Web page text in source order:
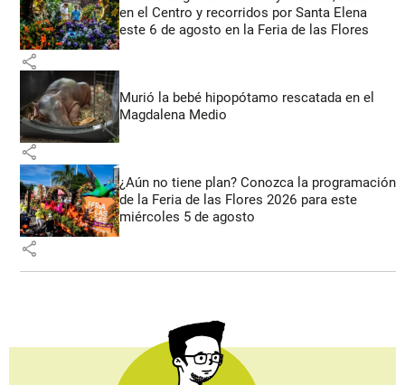
en el Centro y recorridos por Santa Elena
este 6 de agosto en la Feria de las Flores
share
Murió la bebé hipopótamo rescatada en el
Magdalena Medio
share
¿Aún no tiene plan? Conozca la programación
de la Feria de las Flores 2026 para este
miércoles 5 de agosto
share